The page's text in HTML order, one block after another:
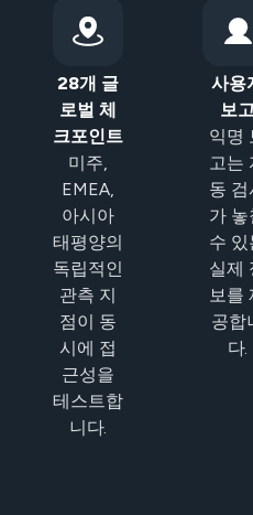
28개 글
로벌 체
크포인트
미주,
EMEA,
아시아
태평양의
독립적인
관측 지
점이 동
시에 접
근성을
테스트합
니다.
사용
보
익명
고는
동 검
가 놓
수 있
실제
보를
공합
다.